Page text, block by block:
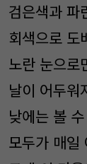
검은색과 파
회색으로 도
노란 눈으로
날이 어두워
낮에는 볼
모두가 매일